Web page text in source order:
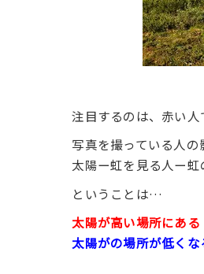
注目するのは、赤い
写真を撮っている人
太陽ー虹を見る人ー虹
ということは…
太陽が高い場所にあ
太陽がの場所が低く